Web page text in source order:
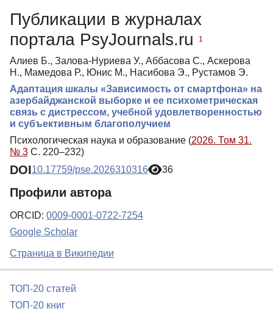
Публикации в журналах
портала PsyJournals.ru
1
Алиев Б., Залова-Нуриева У., Аббасова С., Аскерова
Н., Мамедова Р., Юнис М., Насибова Э., Рустамов Э.
Адаптация шкалы «Зависимость от смартфона» на
азербайджанской выборке и ее психометрическая
связь с дистрессом, учебной удовлетворенностью
и субъективным благополучием
Психологическая наука и образование (2026. Том 31.
№ 3 С. 220–232)
DOI10.17759/pse.2026310316 36
Профили автора
ORCID: 0009-0001-0722-7254
Google Scholar
Страница в Википедии
ТОП-20 статей
ТОП-20 книг